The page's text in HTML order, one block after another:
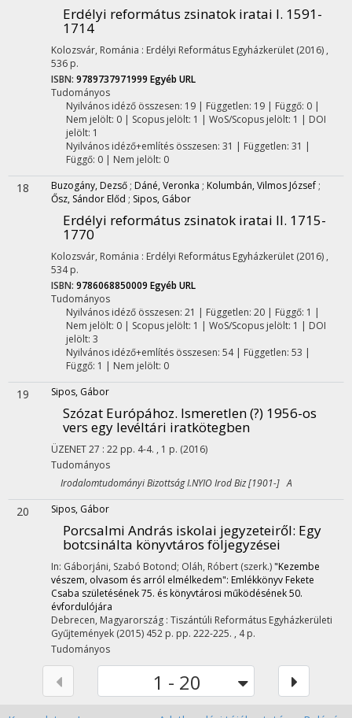
Erdélyi református zsinatok iratai I. 1591-
1714
Kolozsvár, Románia : Erdélyi Református Egyházkerület (2016) ,
536 p.
ISBN: 9789737971999 Egyéb URL
Tudományos
Nyilvános idéző összesen: 19| Független: 19 | Függő: 0 |
Nem jelölt: 0 | Scopus jelölt: 1 | WoS/Scopus jelölt: 1 | DOI
jelölt: 1
Nyilvános idéző+említés összesen: 31 | Független: 31 |
Függő: 0 | Nem jelölt: 0
18 Buzogány, Dezső ; Dáné, Veronka ; Kolumbán, Vilmos József ;
Ősz, Sándor Előd ; Sipos, Gábor
Erdélyi református zsinatok iratai II. 1715-
1770
Kolozsvár, Románia : Erdélyi Református Egyházkerület (2016) ,
534 p.
ISBN: 9786068850009 Egyéb URL
Tudományos
Nyilvános idéző összesen: 21 | Független: 20 | Függő: 1 |
Nem jelölt: 0 | Scopus jelölt: 1 | WoS/Scopus jelölt: 1 | DOI
jelölt: 3
Nyilvános idéző+említés összesen: 54| Független: 53 |
Függő: 1 | Nem jelölt: 0
19 Sipos, Gábor
Szózat Európához. Ismeretlen (?) 1956-os
vers egy levéltári iratkötegben
ÜZENET27 : 22 pp. 4-4. , 1 p. (2016)
Tudományos
Irodalomtudományi Bizottság I.NYIO Irod Biz [1901-] A
20 Sipos, Gábor
Porcsalmi András iskolai jegyzeteiről: Egy
botcsinálta könyvtáros följegyzései
In: Gáborjáni, Szabó Botond; Oláh, Róbert (szerk.) "Kezembe
vészem, olvasom és arról elmélkedem": Emlékkönyv Fekete
Csaba születésének 75. és könyvtárosi működésének 50.
évfordulójára
Debrecen, Magyarország : Tiszántúli Református Egyházkerületi
Gyűjtemények (2015) 452 p. pp. 222-225. , 4 p.
Tudományos
1 - 20